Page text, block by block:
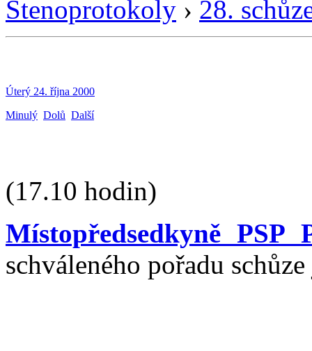
Stenoprotokoly › 28.
Úterý 24. října 2000
Minulý Dolů Další
(17.10 hodin)
Místopředsedkyně PSP
schváleného pořadu